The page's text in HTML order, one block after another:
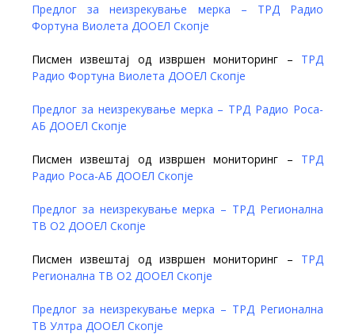
Предлог за неизрекување мерка – ТРД Радио
Фортуна Виолета ДООЕЛ Скопје
Писмен извештај од извршен мониторинг – ТРД
Радио Фортуна Виолета ДООЕЛ Скопје
Предлог за неизрекување мерка – ТРД Радио Роса-
АБ ДООЕЛ Скопје
Писмен извештај од извршен мониторинг – ТРД
Радио Роса-АБ ДООЕЛ Скопје
Предлог за неизрекување мерка – ТРД Регионална
ТВ О2 ДООЕЛ Скопје
Писмен извештај од извршен мониторинг – ТРД
Регионална ТВ О2 ДООЕЛ Скопје
Предлог за неизрекување мерка – ТРД Регионална
ТВ Ултра ДООЕЛ Скопје